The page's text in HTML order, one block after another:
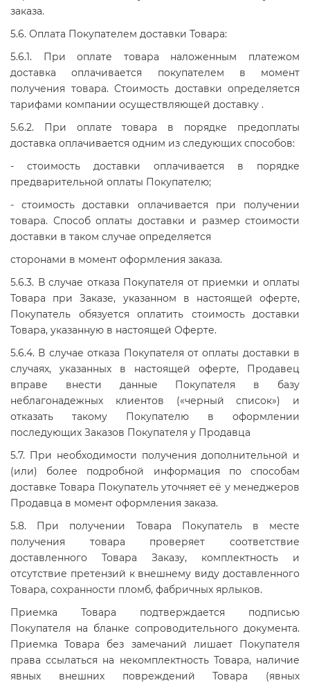
заказа.
5.6. Оплата Покупателем доставки Товара:
5.6.1. При оплате товара наложенным платежом
доставка оплачивается покупателем в момент
получения товара. Стоимость доставки определяется
тарифами компании осуществляющей доставку .
5.6.2. При оплате товара в порядке предоплаты
доставка оплачивается одним из следующих способов:
- стоимость доставки оплачивается в порядке
предварительной оплаты Покупателю;
- стоимость доставки оплачивается при получении
товара. Способ оплаты доставки и размер стоимости
доставки в таком случае определяется
сторонами в момент оформления заказа.
5.6.3. В случае отказа Покупателя от приемки и оплаты
Товара при Заказе, указанном в настоящей оферте,
Покупатель обязуется оплатить стоимость доставки
Товара, указанную в настоящей Оферте.
5.6.4. В случае отказа Покупателя от оплаты доставки в
случаях, указанных в настоящей оферте, Продавец
вправе внести данные Покупателя в базу
неблагонадежных клиентов («черный список») и
отказать такому Покупателю в оформлении
последующих Заказов Покупателя у Продавца
5.7. При необходимости получения дополнительной и
(или) более подробной информация по способам
доставке Товара Покупатель уточняет её у менеджеров
Продавца в момент оформления заказа.
5.8. При получении Товара Покупатель в месте
получения товара проверяет соответствие
доставленного Товара Заказу, комплектность и
отсутствие претензий к внешнему виду доставленного
Товара, сохранности пломб, фабричных ярлыков.
Приемка Товара подтверждается подписью
Покупателя на бланке сопроводительного документа.
Приемка Товара без замечаний лишает Покупателя
права ссылаться на некомплектность Товара, наличие
явных внешних повреждений Товара (явных